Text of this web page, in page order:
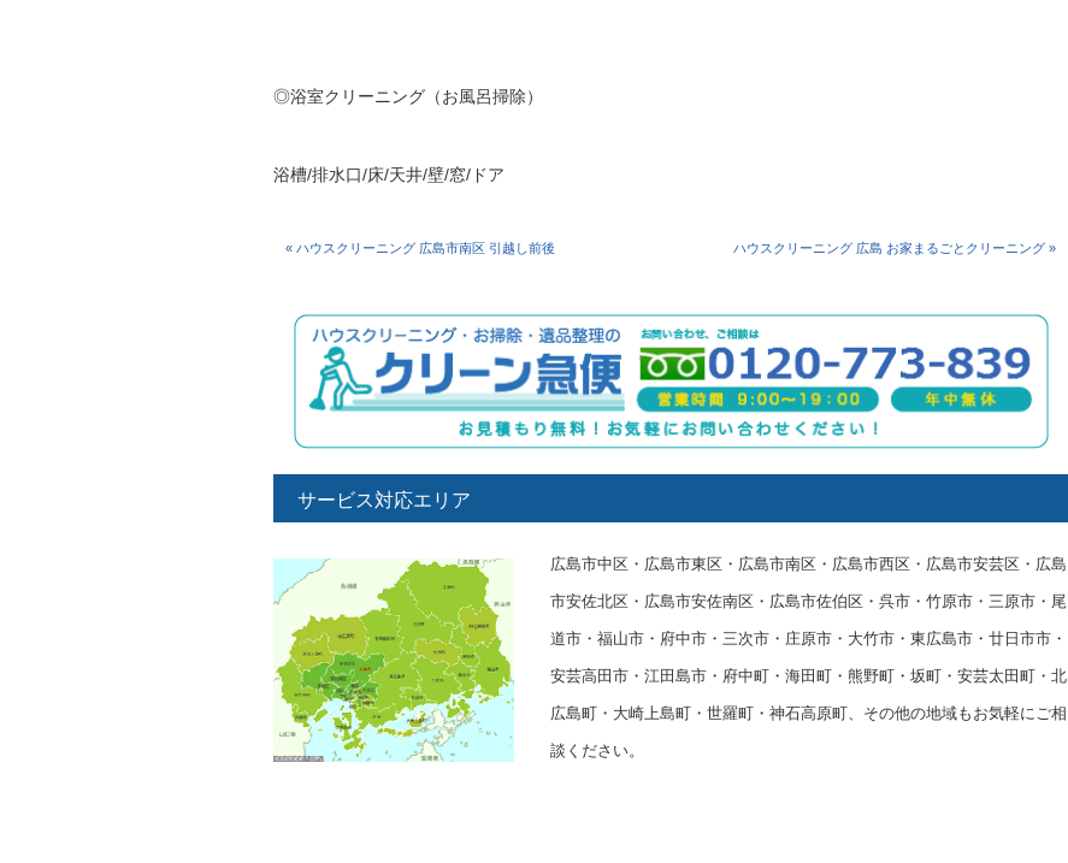
◎浴室クリーニング（お風呂掃除）
浴槽/排水口/床/天井/壁/窓/ドア
« ハウスクリーニング 広島市南区 引越し前後 ハウスクリーニング 広島 お家まるごとクリーニング »
サービス対応エリア
広島市中区・広島市東区・広島市南区・広島市西区・広島市安芸区・広島
市安佐北区・広島市安佐南区・広島市佐伯区・呉市・竹原市・三原市・尾
道市・福山市・府中市・三次市・庄原市・大竹市・東広島市・廿日市市・
安芸高田市・江田島市・府中町・海田町・熊野町・坂町・安芸太田町・北
広島町・大崎上島町・世羅町・神石高原町、その他の地域もお気軽にご相
談ください。